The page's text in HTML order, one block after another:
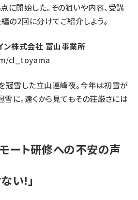
に開始した。その狙いや内容、受講
の2回に分けてご紹介しよう。
ン株式会社 富山事業所
cl_toyama
冠雪した立山連峰夜。今年は初雪が
雪に。遠くから見てもその荘厳さには
モート研修への不安の声
い!」